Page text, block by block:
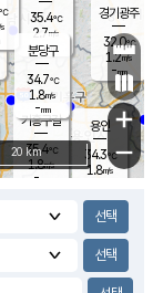
용인
34.3℃
1.8m/s
경기광주
32.0℃
1.2m/s
-mm
35.4℃
2.7m/s
-mm
기흥구갈
35.4℃
1.8m/s
-
분당구
34.7℃
1.8m/s
-mm
+
−
20 km